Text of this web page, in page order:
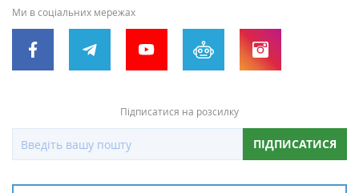
Ми в соціальних мережах
Підписатися на розсилку
ПІДПИСАТИСЯ